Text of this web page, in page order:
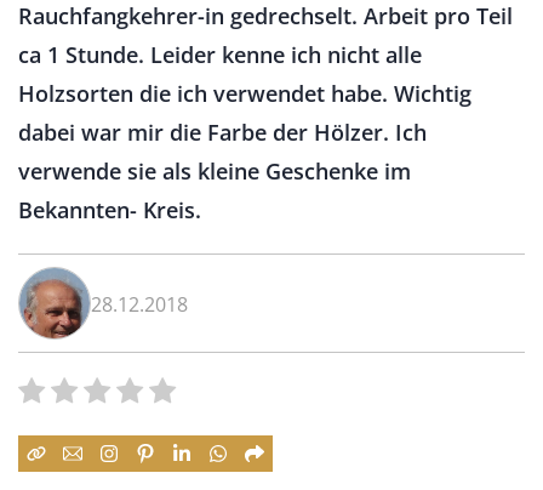
Rauchfangkehrer-in gedrechselt. Arbeit pro Teil
ca 1 Stunde. Leider kenne ich nicht alle
Holzsorten die ich verwendet habe. Wichtig
dabei war mir die Farbe der Hölzer. Ich
verwende sie als kleine Geschenke im
Bekannten- Kreis.
28.12.2018